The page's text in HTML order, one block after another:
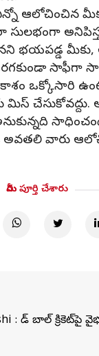
ఆలోచించిన
భయపడ్డ మీకు,
సాఫీగా
ఒక్కోసారి
చేసుకోవద్దు.
వారు
మీరు పూర్తి చేశారు
: రెడ్ బాల్ క్రికెట్‌పై